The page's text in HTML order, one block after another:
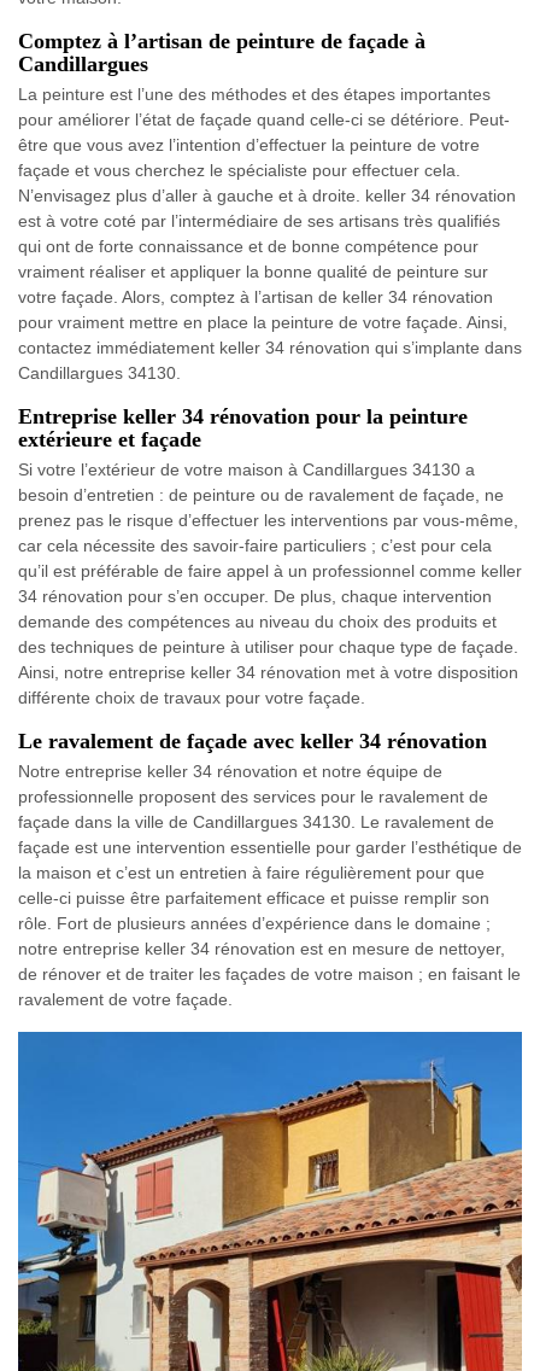
Comptez à l’artisan de peinture de façade à
Candillargues
La peinture est l’une des méthodes et des étapes importantes
pour améliorer l’état de façade quand celle-ci se détériore. Peut-
être que vous avez l’intention d’effectuer la peinture de votre
façade et vous cherchez le spécialiste pour effectuer cela.
N’envisagez plus d’aller à gauche et à droite. keller 34 rénovation
est à votre coté par l’intermédiaire de ses artisans très qualifiés
qui ont de forte connaissance et de bonne compétence pour
vraiment réaliser et appliquer la bonne qualité de peinture sur
votre façade. Alors, comptez à l’artisan de keller 34 rénovation
pour vraiment mettre en place la peinture de votre façade. Ainsi,
contactez immédiatement keller 34 rénovation qui s’implante dans
Candillargues 34130.
Entreprise keller 34 rénovation pour la peinture
extérieure et façade
Si votre l’extérieur de votre maison à Candillargues 34130 a
besoin d’entretien : de peinture ou de ravalement de façade, ne
prenez pas le risque d’effectuer les interventions par vous-même,
car cela nécessite des savoir-faire particuliers ; c’est pour cela
qu’il est préférable de faire appel à un professionnel comme keller
34 rénovation pour s’en occuper. De plus, chaque intervention
demande des compétences au niveau du choix des produits et
des techniques de peinture à utiliser pour chaque type de façade.
Ainsi, notre entreprise keller 34 rénovation met à votre disposition
différente choix de travaux pour votre façade.
Le ravalement de façade avec keller 34 rénovation
Notre entreprise keller 34 rénovation et notre équipe de
professionnelle proposent des services pour le ravalement de
façade dans la ville de Candillargues 34130. Le ravalement de
façade est une intervention essentielle pour garder l’esthétique de
la maison et c’est un entretien à faire régulièrement pour que
celle-ci puisse être parfaitement efficace et puisse remplir son
rôle. Fort de plusieurs années d’expérience dans le domaine ;
notre entreprise keller 34 rénovation est en mesure de nettoyer,
de rénover et de traiter les façades de votre maison ; en faisant le
ravalement de votre façade.